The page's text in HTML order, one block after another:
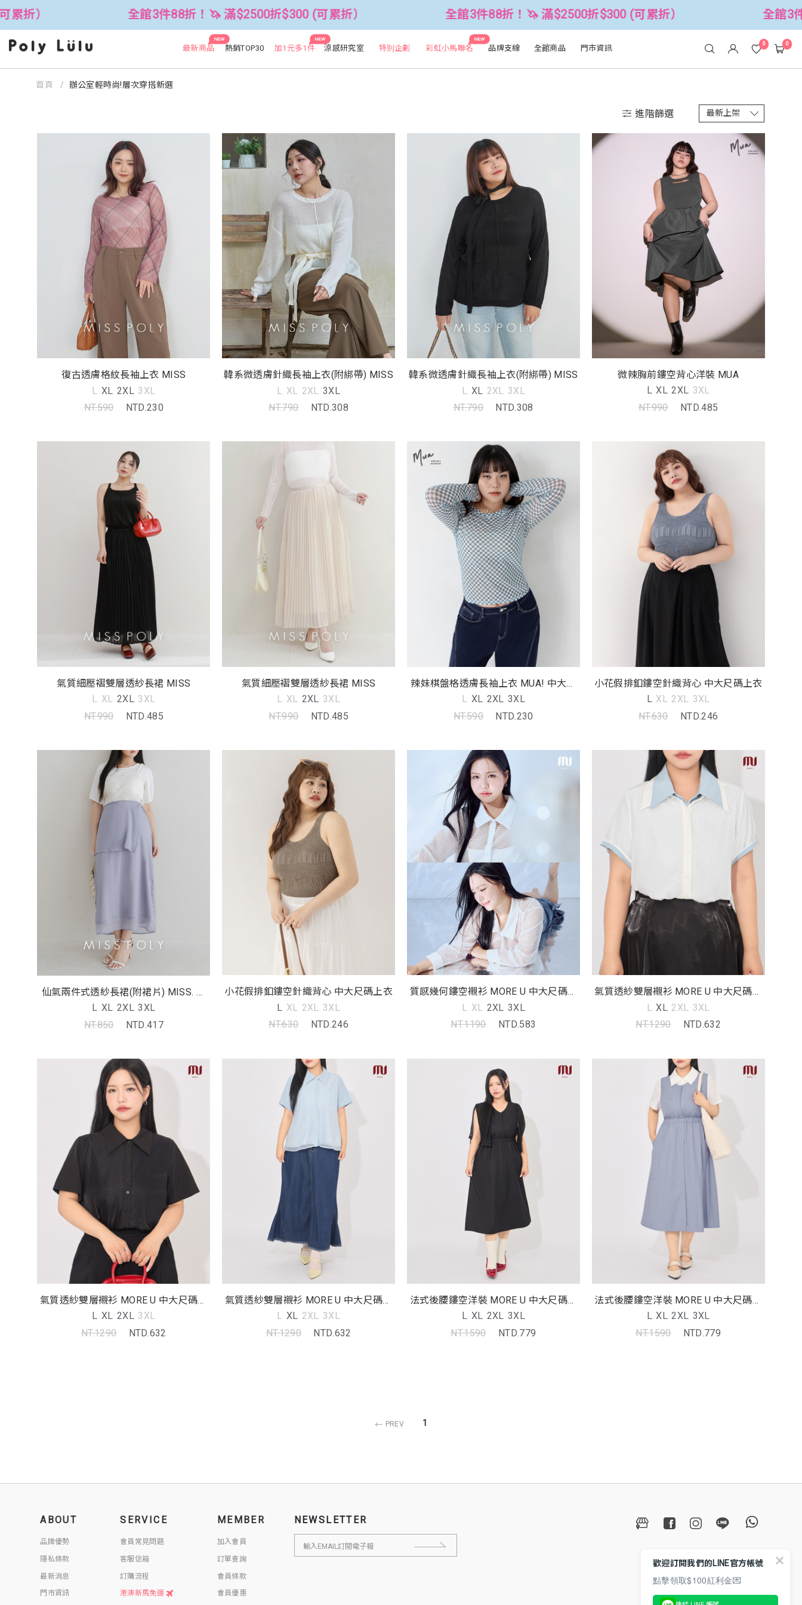
全館3件88折！🦄 滿$2500折$300 (可累折） 全館3件88折！🦄 滿$2500折$300 (可累折） 全館3件88折！
NEW
最新商品 熱銷TOP30
NEW
加1元多1件 涼感研究室 特別企劃
NEW
彩虹小馬聯名 品牌支線 全館商品 門市資訊 0 0
首頁 辦公室輕時尚!層次穿搭新選
進階篩選
復古透膚格紋長袖上衣 MISS
L XL 2XL 3XL
NT.590
NTD.230
韓系微透膚針織長袖上衣(附綁帶) MISS
L XL 2XL 3XL
NT.790
NTD.308
韓系微透膚針織長袖上衣(附綁帶) MISS
L XL 2XL 3XL
NT.790
NTD.308
微辣胸前鏤空背心洋裝 MUA
L XL 2XL 3XL
NT.990
NTD.485
氣質細壓褶雙層透紗長裙 MISS
L XL 2XL 3XL
NT.990
NTD.485
氣質細壓褶雙層透紗長裙 MISS
L XL 2XL 3XL
NT.990
NTD.485
辣妹棋盤格透膚長袖上衣 MUA! 中大尺
碼上衣
L XL 2XL 3XL
NT.590
NTD.230
小花假排釦鏤空針織背心 中大尺碼上衣
L XL 2XL 3XL
NT.630
NTD.246
仙氣兩件式透紗長裙(附裙片) MISS. 中
大尺碼裙子
L XL 2XL 3XL
NT.850
NTD.417
小花假排釦鏤空針織背心 中大尺碼上衣
L XL 2XL 3XL
NT.630
NTD.246
質感幾何鏤空襯衫 MORE U 中大尺碼上
衣
L XL 2XL 3XL
NT.1190
NTD.583
氣質透紗雙層襯衫 MORE U 中大尺碼上
衣
L XL 2XL 3XL
NT.1290
NTD.632
氣質透紗雙層襯衫 MORE U 中大尺碼上
衣
L XL 2XL 3XL
NT.1290
NTD.632
氣質透紗雙層襯衫 MORE U 中大尺碼上
衣
L XL 2XL 3XL
NT.1290
NTD.632
法式後腰鏤空洋裝 MORE U 中大尺碼洋
裝
L XL 2XL 3XL
NT.1590
NTD.779
法式後腰鏤空洋裝 MORE U 中大尺碼洋
裝
L XL 2XL 3XL
NT.1590
NTD.779
PREV 1
ABOUT
品牌優勢
隱私條款
最新消息
門市資訊
SERVICE
會員常見問題
客服信箱
訂購流程
港澳新馬免運
MEMBER
加入會員
訂單查詢
會員條款
會員優惠
NEWSLETTER
歡迎訂閱我們的LINE官方帳號
點擊領取$100紅利金💌